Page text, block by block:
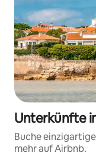
Unterkünfte
Buche
mehr auf Airbnb.